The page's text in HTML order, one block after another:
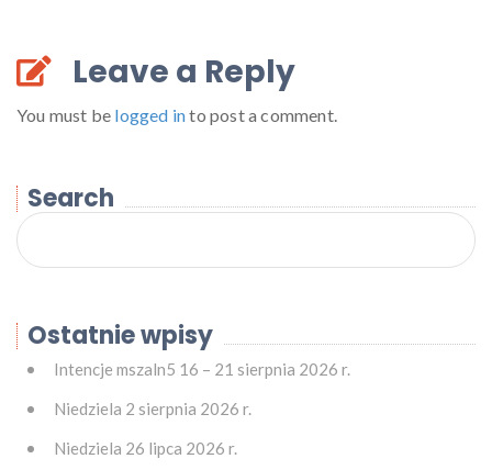
Leave a Reply
You must be logged into post a comment.
Search
Ostatnie wpisy
Intencje mszaln5 16 – 21 sierpnia 2026 r.
Niedziela 2 sierpnia 2026 r.
Niedziela 26 lipca 2026 r.